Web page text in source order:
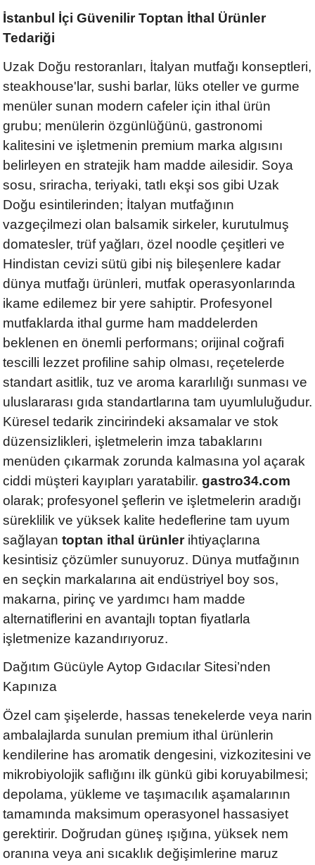
İstanbul İçi Güvenilir Toptan İthal Ürünler
Tedariği
Uzak Doğu restoranları, İtalyan mutfağı konseptleri,
steakhouse'lar, sushi barlar, lüks oteller ve gurme
menüler sunan modern cafeler için ithal ürün
grubu; menülerin özgünlüğünü, gastronomi
kalitesini ve işletmenin premium marka algısını
belirleyen en stratejik ham madde ailesidir. Soya
sosu, sriracha, teriyaki, tatlı ekşi sos gibi Uzak
Doğu esintilerinden; İtalyan mutfağının
vazgeçilmezi olan balsamik sirkeler, kurutulmuş
domatesler, trüf yağları, özel noodle çeşitleri ve
Hindistan cevizi sütü gibi niş bileşenlere kadar
dünya mutfağı ürünleri, mutfak operasyonlarında
ikame edilemez bir yere sahiptir. Profesyonel
mutfaklarda ithal gurme ham maddelerden
beklenen en önemli performans; orijinal coğrafi
tescilli lezzet profiline sahip olması, reçetelerde
standart asitlik, tuz ve aroma kararlılığı sunması ve
uluslararası gıda standartlarına tam uyumluluğudur.
Küresel tedarik zincirindeki aksamalar ve stok
düzensizlikleri, işletmelerin imza tabaklarını
menüden çıkarmak zorunda kalmasına yol açarak
ciddi müşteri kayıpları yaratabilir. gastro34.com
olarak; profesyonel şeflerin ve işletmelerin aradığı
süreklilik ve yüksek kalite hedeflerine tam uyum
sağlayan toptan ithal ürünlerihtiyaçlarına
kesintisiz çözümler sunuyoruz. Dünya mutfağının
en seçkin markalarına ait endüstriyel boy sos,
makarna, pirinç ve yardımcı ham madde
alternatiflerini en avantajlı toptan fiyatlarla
işletmenize kazandırıyoruz.
Dağıtım Gücüyle Aytop Gıdacılar Sitesi’nden
Kapınıza
Özel cam şişelerde, hassas tenekelerde veya narin
ambalajlarda sunulan premium ithal ürünlerin
kendilerine has aromatik dengesini, vizkozitesini ve
mikrobiyolojik saflığını ilk günkü gibi koruyabilmesi;
depolama, yükleme ve taşımacılık aşamalarının
tamamında maksimum operasyonel hassasiyet
gerektirir. Doğrudan güneş ışığına, yüksek nem
oranına veya ani sıcaklık değişimlerine maruz